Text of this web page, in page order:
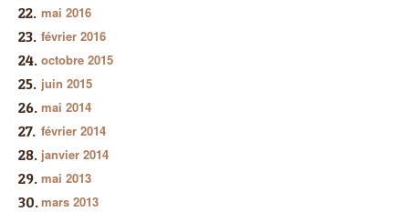
mai 2016
février 2016
octobre 2015
juin 2015
mai 2014
février 2014
janvier 2014
mai 2013
mars 2013